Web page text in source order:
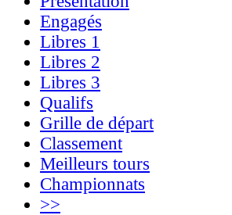
Engagés
Libres 1
Libres 2
Libres 3
Qualifs
Grille de départ
Classement
Meilleurs tours
Championnats
>>